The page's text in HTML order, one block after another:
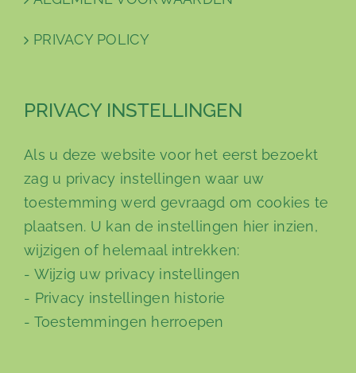
PRIVACY POLICY
PRIVACY INSTELLINGEN
Als u deze website voor het eerst bezoekt
zag u privacy instellingen waar uw
toestemming werd gevraagd om cookies te
plaatsen. U kan de instellingen hier inzien,
wijzigen of helemaal intrekken:
- Wijzig uw privacy instellingen
- Privacy instellingen historie
- Toestemmingen herroepen